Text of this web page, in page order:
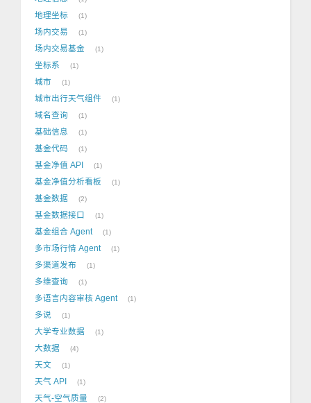
地理坐标 1
场内交易 1
场内交易基金 1
坐标系 1
城市 1
城市出行天气组件 1
域名查询 1
基础信息 1
基金代码 1
基金净值 API 1
基金净值分析看板 1
基金数据 2
基金数据接口 1
基金组合 Agent 1
多市场行情 Agent 1
多渠道发布 1
多维查询 1
多语言内容审核 Agent 1
多说 1
大学专业数据 1
大数据 4
天文 1
天气 API 1
天气-空气质量 2